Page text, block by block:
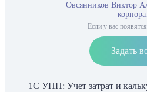
Овсянников Виктор
Если у вас
Задать
1С УПП: Учет затрат и